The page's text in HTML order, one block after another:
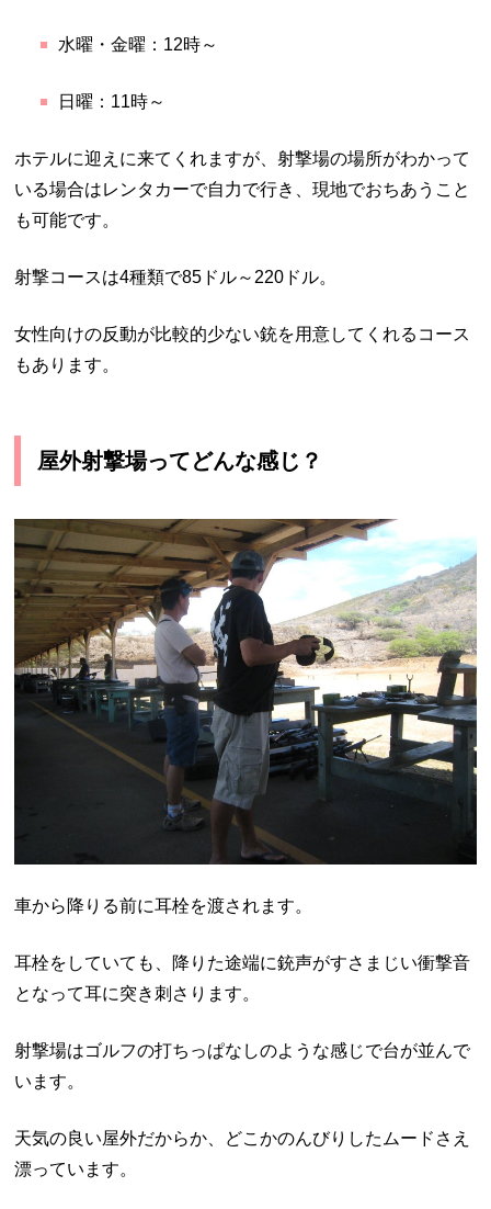
水曜・金曜：12時～
日曜：11時～
ホテルに迎えに来てくれますが、射撃場の場所がわかって
いる場合はレンタカーで自力で行き、現地でおちあうこと
も可能です。
射撃コースは4種類で85ドル～220ドル。
女性向けの反動が比較的少ない銃を用意してくれるコース
もあります。
屋外射撃場ってどんな感じ？
車から降りる前に耳栓を渡されます。
耳栓をしていても、降りた途端に銃声がすさまじい衝撃音
となって耳に突き刺さります。
射撃場はゴルフの打ちっぱなしのような感じで台が並んで
います。
天気の良い屋外だからか、どこかのんびりしたムードさえ
漂っています。